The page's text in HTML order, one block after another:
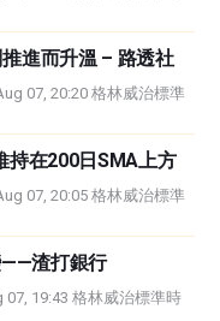
進而升溫 – 路透社
07, 20:20 格林威治標準
持在200日SMA上方
07, 20:05 格林威治標準
——渣打銀行
07, 19:43 格林威治標準時